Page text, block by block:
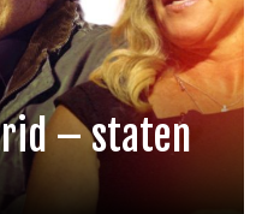
– staten